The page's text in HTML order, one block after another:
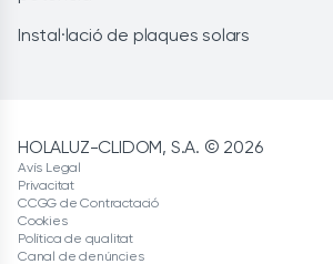
Instal·lació de plaques solars
HOLALUZ-CLIDOM, S.A. © 2026
Avís Legal
Privacitat
CCGG de Contractació
Cookies
Política de qualitat
Canal de denúncies